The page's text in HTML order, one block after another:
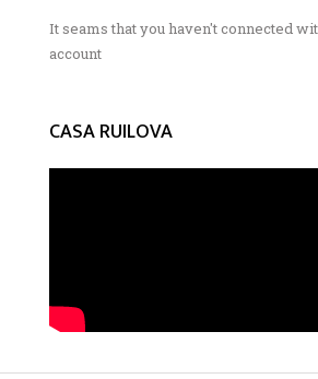
It seams that you haven't connected
account
CASA RUILOVA